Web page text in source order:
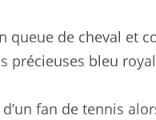
queue de cheval et
précieuses bleu
fan de tennis